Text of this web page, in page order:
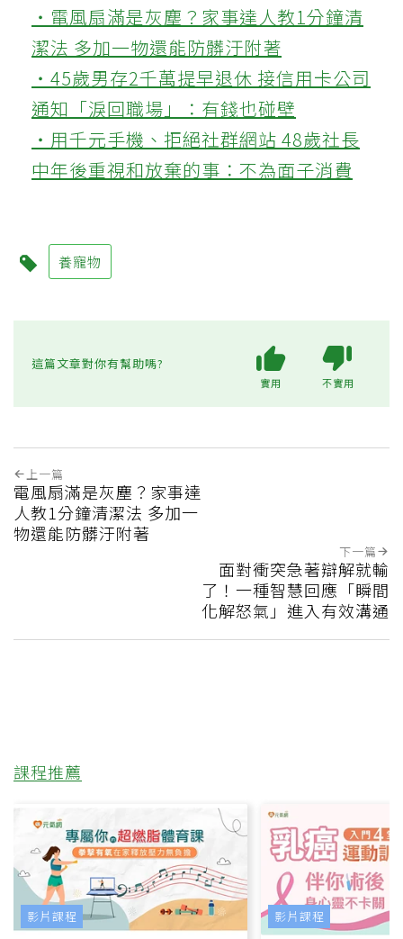
‧電風扇滿是灰塵？家事達人教1分鐘清
潔法 多加一物還能防髒汙附著
‧45歲男存2千萬提早退休 接信用卡公司
通知「淚回職場」：有錢也碰壁
‧用千元手機、拒絕社群網站 48歲社長
中年後重視和放棄的事：不為面子消費
養寵物
這篇文章對你有幫助嗎?
實用 不實用
上一篇
電風扇滿是灰塵？家事達
人教1分鐘清潔法 多加一
物還能防髒汙附著
下一篇
面對衝突急著辯解就輸
了！一種智慧回應「瞬間
化解怒氣」進入有效溝通
課程推薦
影片課程 影片課程